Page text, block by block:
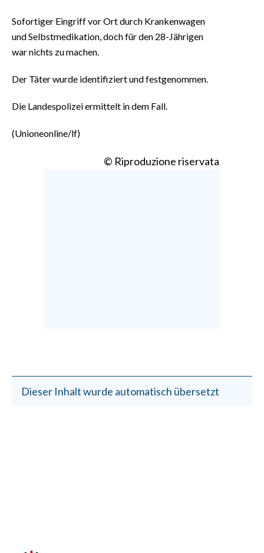
PUBBLICITÀ
SPIAGGE
STORE
Sofortiger Eingriff vor Ort durch Krankenwagen
und Selbstmedikation, doch für den 28-Jährigen
war nichts zu machen.
Der Täter wurde identifiziert und festgenommen.
Die Landespolizei ermittelt in dem Fall.
(Unioneonline/lf)
© Riproduzione riservata
Dieser Inhalt wurde automatisch übersetzt